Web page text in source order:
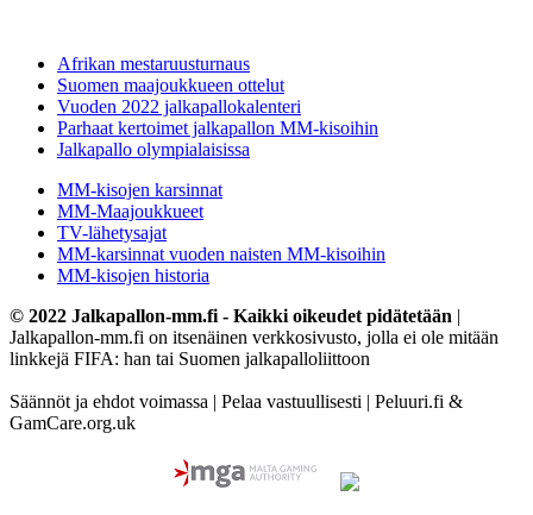
Afrikan mestaruusturnaus
Suomen maajoukkueen ottelut
Vuoden 2022 jalkapallokalenteri
Parhaat kertoimet jalkapallon MM-kisoihin
Jalkapallo olympialaisissa
MM-kisojen karsinnat
MM-Maajoukkueet
TV-lähetysajat
MM-karsinnat vuoden naisten MM-kisoihin
MM-kisojen historia
© 2022 Jalkapallon-mm.fi - Kaikki oikeudet pidätetään |
Jalkapallon-mm.fi on itsenäinen verkkosivusto, jolla ei ole mitään
linkkejä FIFA: han tai Suomen jalkapalloliittoon
Säännöt ja ehdot voimassa | Pelaa vastuullisesti | Peluuri.fi &
GamCare.org.uk